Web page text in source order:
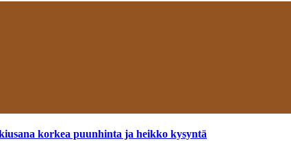
korkea puunhinta ja heikko kysyntä